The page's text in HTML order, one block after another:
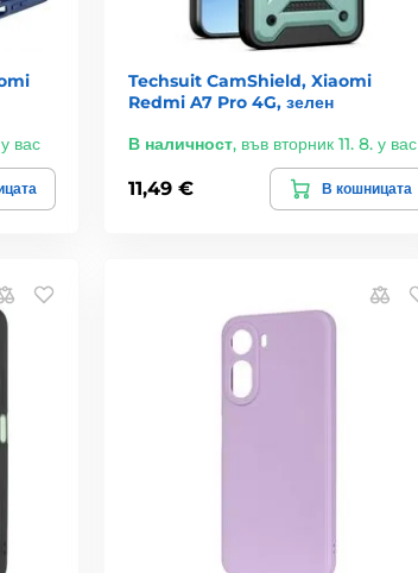
вас
Techsuit CamShield, Xiaomi
Redmi A7 Pro 4G, зелен
В наличност, във вторник 11. 8. у вас
11,49 € В кошницата